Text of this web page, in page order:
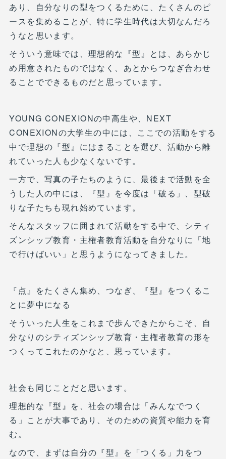
あり、自分なりの型をつくるために、たくさんのピ
ースを集めることが、特に学生時代は大切なんだろ
うなと思います。
そういう意味では、理想的な『型』とは、あらかじ
め用意されたものではなく、あとからつなぎ合わせ
ることでできるものだと思っています。
YOUNG CONEXIONの中高生や、NEXT
CONEXIONの大学生の中には、ここでの活動をする
中で理想の『型』にはまることを選び、活動から離
れていった人も少なくないです。
一方で、写真の子たちのように、最後まで活動を全
うした人の中には、『型』を今度は「破る」、型破
りな子たちも現れ始めています。
そんなスタッフに囲まれて活動をする中で、シティ
ズンシップ教育・主権者教育活動を自分なりに「地
で行けばいい」と思うようになってきました。
『点』をたくさん集め、つなぎ、『型』をつくるこ
とに夢中になる
そういった人生をこれまで歩んできたからこそ、自
分なりのシティズンシップ教育・主権者教育の形を
つくってこれたのかなと、思っています。
社会も同じことだと思います。
理想的な『型』を、社会の場合は「みんなでつく
る」ことが大事であり、そのための資質や能力を育
む。
なので、まずは自分の『型』を「つくる」力をつ